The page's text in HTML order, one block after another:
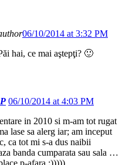
06/10/2014 at 3:32 PM
hai, ce mai aştepţi? 🙂
06/10/2014 at 4:03 PM
in 2010 si m-am tot rugat
lase sa alerg iar; am inceput
ca tot mi s-a dus naibii
banda cumparata sau sala …
p-afara :)))))